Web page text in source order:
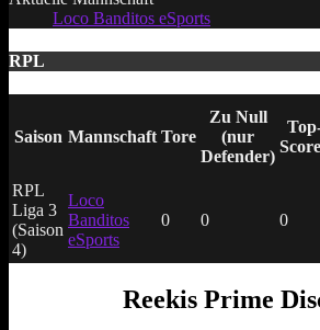
Loco Banditos eSports
RPL
Saison Mannschaft Tore
Zu Null
(nur
Defender)
RPL
Liga 3
(Saison
4)
Loco
Banditos
eSports
0 0 0
Reekis Prime